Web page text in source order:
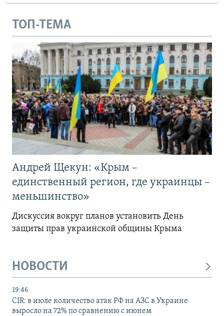
ТОП-ТЕМА
Андрей Щекун: «Крым –
единственный регион, где украинцы –
меньшинство»
Дискуссия вокруг планов установить День
защиты прав украинской общины Крыма
НОВОСТИ
19:46
CIR: в июле количество атак РФ на АЗС в Украине
выросло на 72% по сравнению с июнем